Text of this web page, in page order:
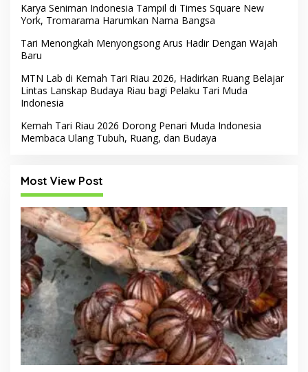
Karya Seniman Indonesia Tampil di Times Square New
York, Tromarama Harumkan Nama Bangsa
Tari Menongkah Menyongsong Arus Hadir Dengan Wajah
Baru
MTN Lab di Kemah Tari Riau 2026, Hadirkan Ruang Belajar
Lintas Lanskap Budaya Riau bagi Pelaku Tari Muda
Indonesia
Kemah Tari Riau 2026 Dorong Penari Muda Indonesia
Membaca Ulang Tubuh, Ruang, dan Budaya
Most View Post